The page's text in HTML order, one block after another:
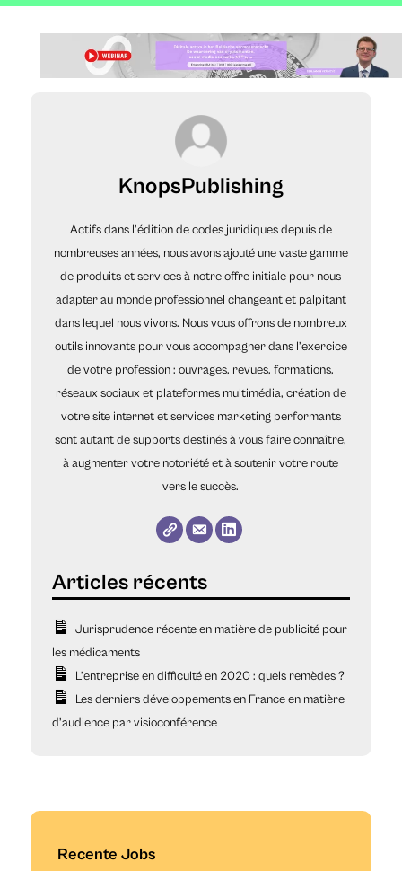
KnopsPublishing
Actifs dans l’édition de codes juridiques depuis de
nombreuses années, nous avons ajouté une vaste gamme
de produits et services à notre offre initiale pour nous
adapter au monde professionnel changeant et palpitant
dans lequel nous vivons. Nous vous offrons de nombreux
outils innovants pour vous accompagner dans l’exercice
de votre profession : ouvrages, revues, formations,
réseaux sociaux et plateformes multimédia, création de
votre site internet et services marketing performants
sont autant de supports destinés à vous faire connaître,
à augmenter votre notoriété et à soutenir votre route
vers le succès.
Jurisprudence récente en matière de publicité pour
les médicaments
L’entreprise en difficulté en 2020 : quels remèdes ?
Les derniers développements en France en matière
d’audience par visioconférence
Recente Jobs